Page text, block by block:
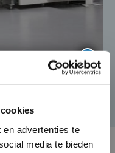
en advertenties te
media te bieden
Green
Castings
×